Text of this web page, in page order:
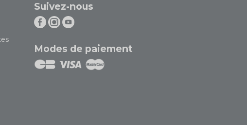
Suivez-nous
Modes de paiement